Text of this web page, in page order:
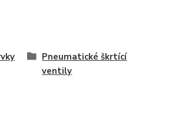
Pneumatické škrtící
ventily